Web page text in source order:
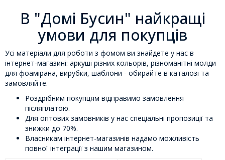
В "Домі Бусин" найкращі
умови для покупців
Усі матеріали для роботи з фомом ви знайдете у нас в
інтернет-магазині: аркуші різних кольорів, різноманітні молди
для фоамірана, вирубки, шаблони - обирайте в каталозі та
замовляйте.
Роздрібним покупцям відправимо замовлення
післяплатою.
Для оптових замовників у нас спеціальні пропозиції та
знижки до 70%.
Власникам інтернет-магазинів надамо можливість
повної інтеграції з нашим магазином.